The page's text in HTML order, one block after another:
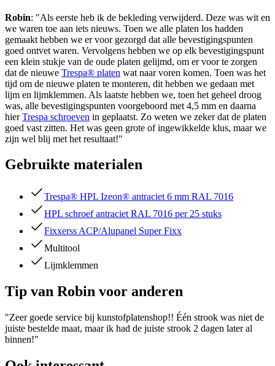
Robin: "Als eerste heb ik de bekleding verwijderd. Deze was wit en
we waren toe aan iets nieuws. Toen we alle platen los hadden
gemaakt hebben we er voor gezorgd dat alle bevestigingspunten
goed ontvet waren. Vervolgens hebben we op elk bevestigingspunt
een klein stukje van de oude platen gelijmd, om er voor te zorgen
dat de nieuwe Trespa® platen wat naar voren komen. Toen was het
tijd om de nieuwe platen te monteren, dit hebben we gedaan met
lijm en lijmklemmen. Als laatste hebben we, toen het geheel droog
was, alle bevestigingspunten voorgeboord met 4,5 mm en daarna
hierTrespa schroeven in geplaatst. Zo weten we zeker dat de platen
goed vast zitten. Het was geen grote of ingewikkelde klus, maar we
zijn wel blij met het resultaat!"
Gebruikte materialen
Trespa® HPL Izeon® antraciet 6 mm RAL 7016
HPL schroef antraciet RAL 7016 per 25 stuks
Fixxerss ACP/Alupanel Super Fixx
Multitool
Lijmklemmen
Tip van Robin voor anderen
"Zeer goede service bij kunstofplatenshop!! Één strook was niet de
juiste bestelde maat, maar ik had de juiste strook 2 dagen later al
binnen!"